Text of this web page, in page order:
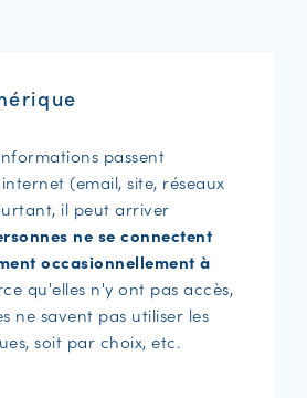
passent
(email, site, réseaux
il peut arriver
ne se connectent
occasionnellement à
qu'elles n'y ont pas accès,
ne savent pas utiliser les
soit par choix, etc.